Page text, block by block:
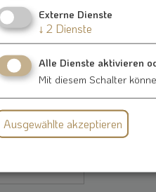
bereitgestellte
Bgm.-
91790
Externe Dienste
↓ 2 Dienste
Alle Dienste aktivieren
Mit diesem Schalter
Ausgewählte akzeptieren